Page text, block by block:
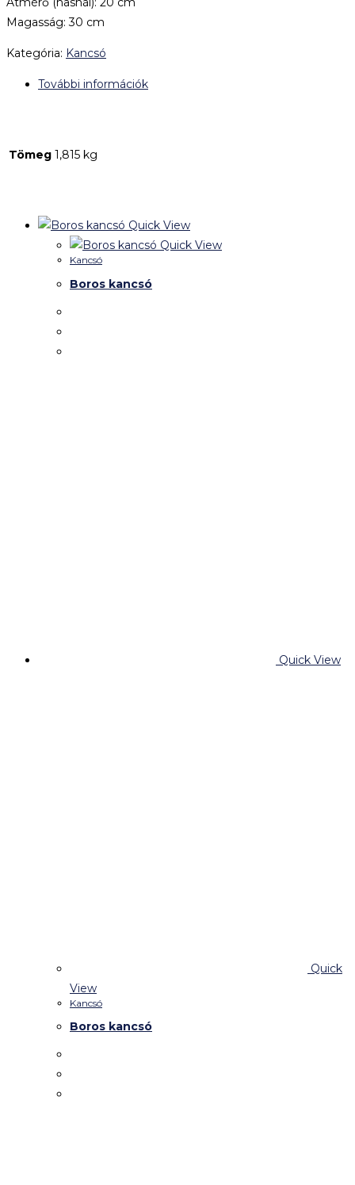
Magasság: 30 cm
Kategória: Kancsó
További információk
Tömeg 1,815 kg
Quick View
Quick View
Kancsó
Boros kancsó
Quick View
Quick
View
Kancsó
Boros kancsó